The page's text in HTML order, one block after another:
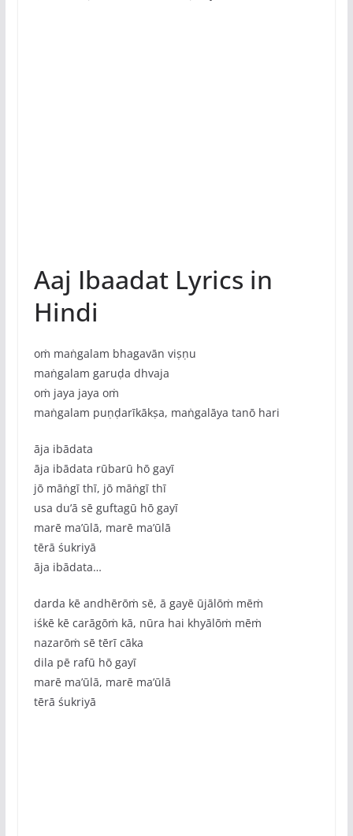
Aaj Ibaadat Lyrics in
Hindi
oṁ maṅgalam bhagavān viṣṇu
maṅgalam garuḍa dhvaja
oṁ jaya jaya oṁ
maṅgalam puṇḍarīkākṣa, maṅgalāya tanō hari
āja ibādata
āja ibādata rūbarū hō gayī
jō māṅgī thī, jō māṅgī thī
usa du’ā sē guftagū hō gayī
marē ma’ūlā, marē ma’ūlā
tērā śukriyā
āja ibādata…
darda kē andhērōṁ sē, ā gayē ūjālōṁ mēṁ
iśkē kē carāgōṁ kā, nūra hai khyālōṁ mēṁ
nazarōṁ sē tērī cāka
dila pē rafū hō gayī
marē ma’ūlā, marē ma’ūlā
tērā śukriyā